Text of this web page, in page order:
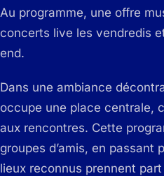
Au programme, une offre
concerts live les vendredis
end.
Dans une ambiance
occupe une place centrale,
aux rencontres. Cette
groupes d’amis, en passant
lieux reconnus prennent